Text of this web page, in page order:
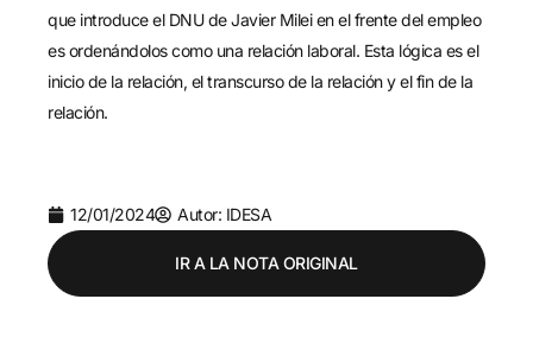
que introduce el DNU de Javier Milei en el frente del empleo
es ordenándolos como una relación laboral. Esta lógica es el
inicio de la relación, el transcurso de la relación y el fin de la
relación.
12/01/2024 Autor: IDESA
IR A LA NOTA ORIGINAL